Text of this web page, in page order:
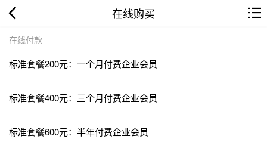
在线购买
在线付款
标准套餐200元：一个月付费企业会员
标准套餐400元：三个月付费企业会员
标准套餐600元：半年付费企业会员